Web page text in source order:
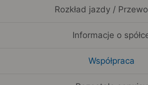
Rozkład jazdy /
Informacje o
Współpraca